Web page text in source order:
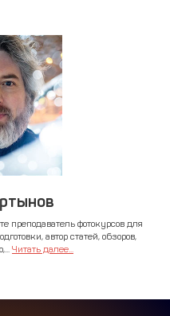
преподаватель фотокурсов для
автор статей, обзоров,
Читать далее...